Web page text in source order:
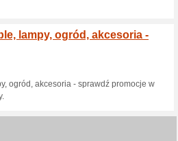
prąduzije.
zł. Wpisz kod